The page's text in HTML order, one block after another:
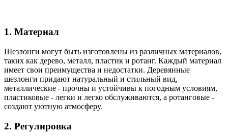
1. Материал
Шезлонги могут быть изготовлены из различных материалов,
таких как дерево, металл, пластик и ротанг. Каждый материал
имеет свои преимущества и недостатки. Деревянные
шезлонги придают натуральный и стильный вид,
металлические - прочны и устойчивы к погодным условиям,
пластиковые - легки и легко обслуживаются, а ротанговые -
создают уютную атмосферу.
2. Регулировка